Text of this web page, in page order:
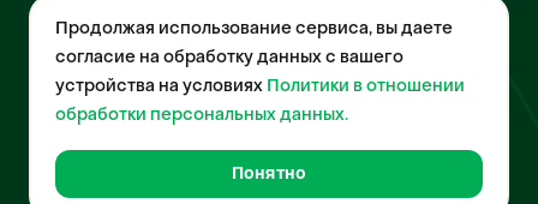
© 2026 Pet-Yes. ООО «Биржа домашних животных «Пет-Ес»
осуществляет деятельность в области информационных
технологий, деятельность по разработке и эксплуатации
собственного программного обеспечения, деятельность
порталов в информационно-коммуникационной сети Интернет и
домашних животных», свидетельство о регистрации
№2021612018 от 10 февраля 2021 года.
Продолжая использование сервиса, вы даете
согласие на обработку данных с вашего
устройства на условиях Политики в отношении
обработки персональных данных.
Понятно